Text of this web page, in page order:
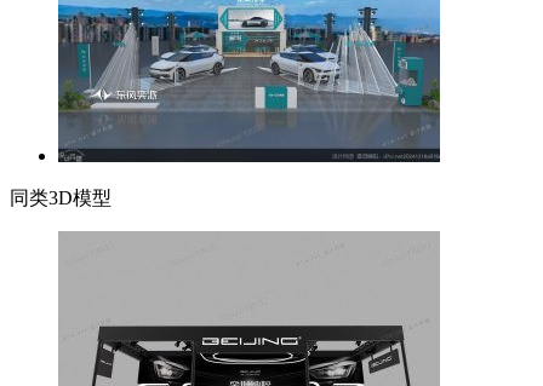
同类3D模型